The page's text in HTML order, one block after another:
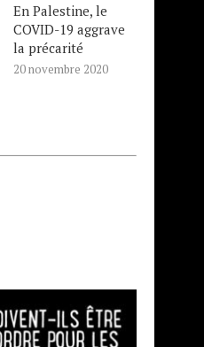
En Palestine, le
COVID-19 aggrave
la précarité
20 novembre 2020